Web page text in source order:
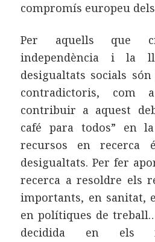
compromís europeu
Per aquells que
independència i la
desigualtats socials
contradictoris, com
contribuir a aquest
café para todos” en
recursos en recerca
desigualtats. Per fer
recerca a resoldre els
importants, en sanitat,
en polítiques de
decidida en els